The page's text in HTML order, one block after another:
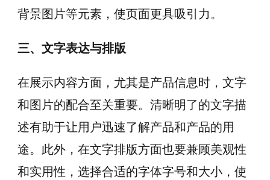
背景图片等元素，使页面更具吸引力。
三、文字表达与排版
在展示内容方面，尤其是产品信息时，文字
和图片的配合至关重要。清晰明了的文字描
述有助于让用户迅速了解产品和产品的用
途。此外，在文字排版方面也要兼顾美观性
和实用性，选择合适的字体字号和大小，使